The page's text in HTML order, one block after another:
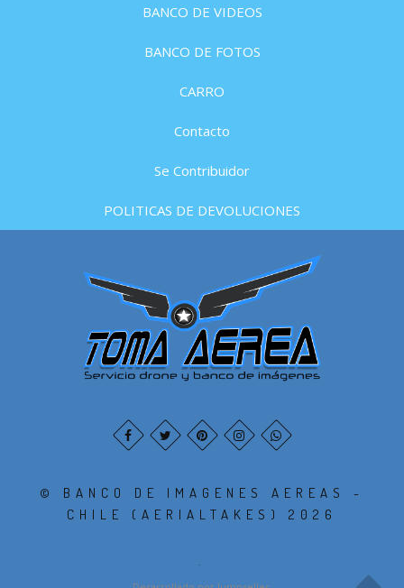
BANCO DE VIDEOS
BANCO DE FOTOS
CARRO
Contacto
Se Contribuidor
POLITICAS DE DEVOLUCIONES
© BANCO DE IMAGENES AEREAS -
CHILE (AERIALTAKES) 2026